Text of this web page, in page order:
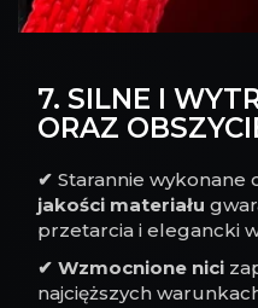
7. SILNE I
ORAZ
✔ Starannie wykonane
jakości materiału
przetarcia i elegancki
✔ Wzmocnione nici
najcięższych